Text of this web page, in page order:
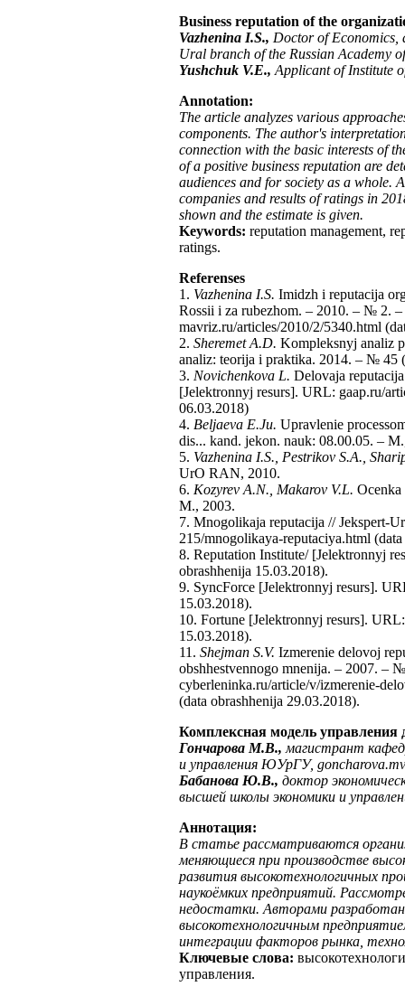
Business reputation of the
Vazhenina I.S., Doctor of Economics,
Ural branch of the Russian Academy
Yushchuk V.E.,Applicant of Institute
Annotation:
The article analyzes various
components. The author's
connection with the basic interests of
of a positive business reputation are
audiences and for society as a whole.
companies and results of ratings in
shown and the estimate is given.
Keywords: reputation management,
ratings.
Referenses
1. Vazhenina I.S. Imidzh i reputacija
Rossii i za rubezhom. – 2010. – № 2.
mavriz.ru/articles/2010/2/5340.html
2. Sheremet A.D. Kompleksnyj analiz
analiz: teorija i praktika. 2014. – № 45
3. Novichenkova L. Delovaja
[Jelektronnyj resurs]. URL: gaap.ru/
06.03.2018)
4. Beljaeva E.Ju. Upravlenie
dis... kand. jekon. nauk: 08.00.05. –
5. Vazhenina I.S., Pestrikov S.A.,
UrO RAN, 2010.
6. Kozyrev A.N., Makarov V.L.
M., 2003.
7. Mnogolikaja reputacija // Jekspert-
215/mnogolikaya-reputaciya.html
8. Reputation Institute/ [Jelektronnyj
obrashhenija 15.03.2018).
9. SyncForce [Jelektronnyj resurs].
15.03.2018).
10. Fortune [Jelektronnyj resurs].
15.03.2018).
11. Shejman S.V. Izmerenie delovoj
obshhestvennogo mnenija. – 2007.
cyberleninka.ru/article/v/izmerenie-
(data obrashhenija 29.03.2018).
Комплексная модель управления
Гончарова М.В.,магистрант
и управления ЮУрГУ, goncharova.mv
Бабанова Ю.В., доктор
высшей школы экономики и
Аннотация:
В статье рассматриваются
меняющиеся при производстве
развития высокотехнологичных
наукоёмких предприятий.
недостатки. Авторами
высокотехнологичным
интеграции факторов рынка,
Ключевые слова:
управления.